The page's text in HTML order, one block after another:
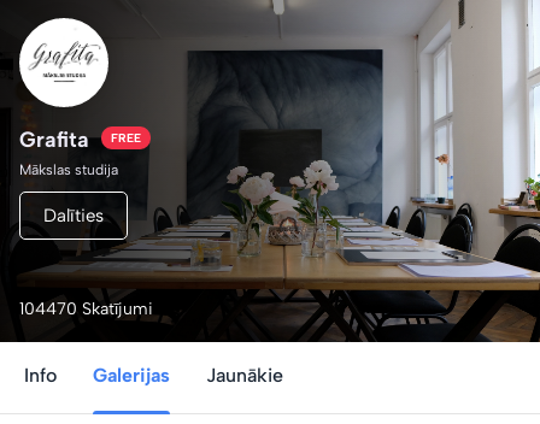
Grafita FREE
Mākslas studija
Dalīties
104470 Skatījumi
Info Galerijas Jaunākie